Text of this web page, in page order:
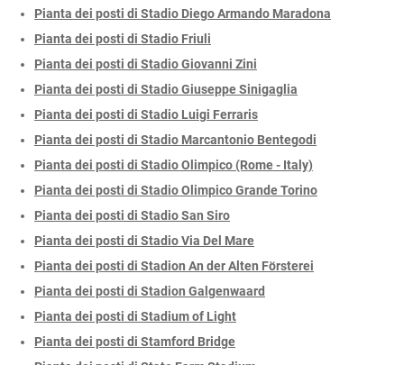
Pianta dei posti di Stadio Diego Armando Maradona
Pianta dei posti di Stadio Friuli
Pianta dei posti di Stadio Giovanni Zini
Pianta dei posti di Stadio Giuseppe Sinigaglia
Pianta dei posti di Stadio Luigi Ferraris
Pianta dei posti di Stadio Marcantonio Bentegodi
Pianta dei posti di Stadio Olimpico (Rome - Italy)
Pianta dei posti di Stadio Olimpico Grande Torino
Pianta dei posti di Stadio San Siro
Pianta dei posti di Stadio Via Del Mare
Pianta dei posti di Stadion An der Alten Försterei
Pianta dei posti di Stadion Galgenwaard
Pianta dei posti di Stadium of Light
Pianta dei posti di Stamford Bridge